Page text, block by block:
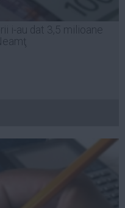
i-au dat 3,5 milioane